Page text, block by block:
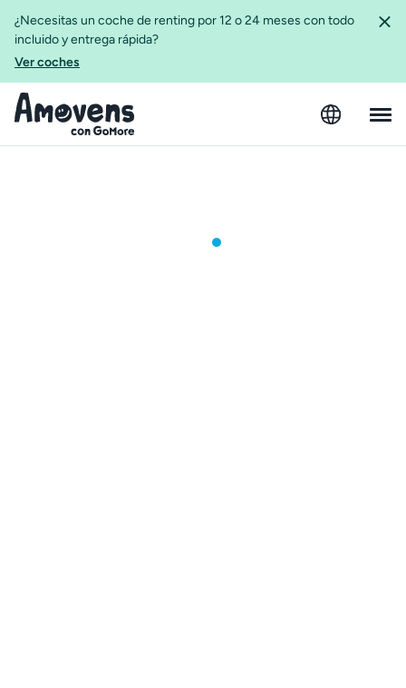
¿Necesitas un coche de renting por 12 o 24 meses con todo
incluido y entrega rápida?
Ver coches